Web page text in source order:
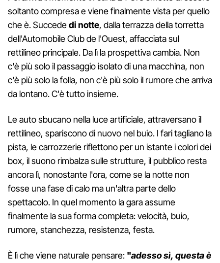
soltanto compresa e viene finalmente vista per quello
che è. Succededi notte, dalla terrazza della torretta
dell'Automobile Club de l'Ouest, affacciata sul
rettilineo principale. Da lì la prospettiva cambia. Non
c'è più solo il passaggio isolato di una macchina, non
c'è più solo la folla, non c'è più solo il rumore che arriva
da lontano. C'è tutto insieme.
Le auto sbucano nella luce artificiale, attraversano il
rettilineo, spariscono di nuovo nel buio. I fari tagliano la
pista, le carrozzerie riflettono per un istante i colori dei
box, il suono rimbalza sulle strutture, il pubblico resta
ancora lì, nonostante l'ora, come se la notte non
fosse una fase di calo ma un'altra parte dello
spettacolo. In quel momento la gara assume
finalmente la sua forma completa: velocità, buio,
rumore, stanchezza, resistenza, festa.
È lì che viene naturale pensare: "adesso sì, questa è